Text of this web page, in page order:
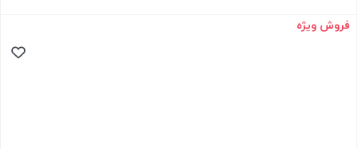
فروش ویژه